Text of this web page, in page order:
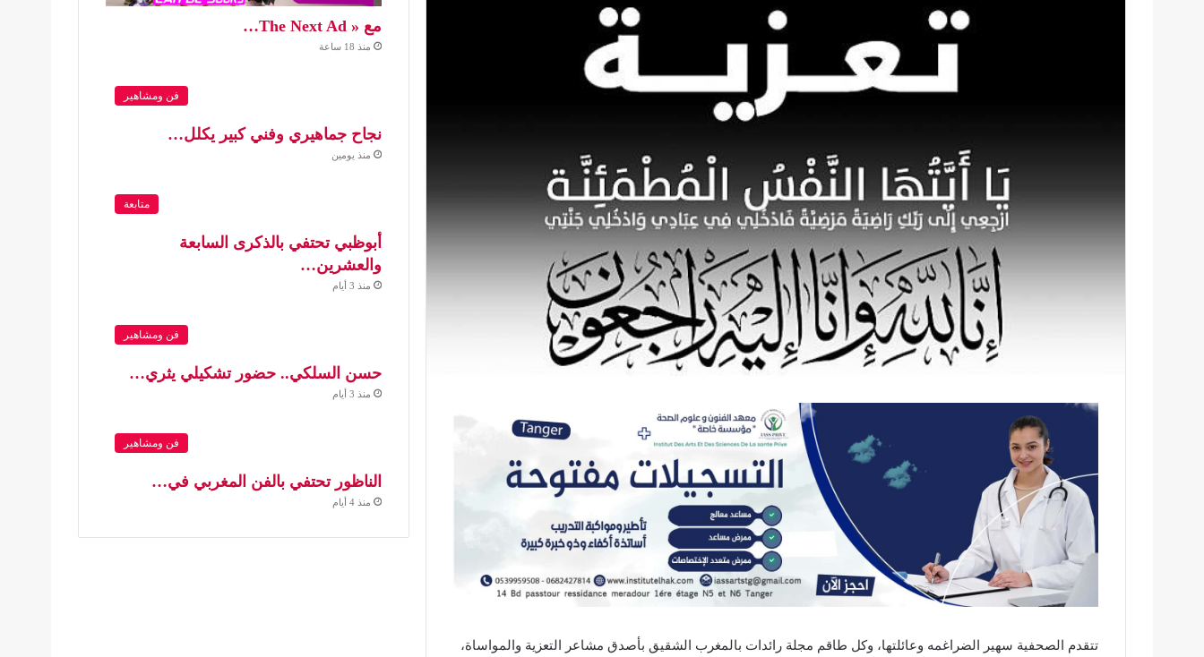
تتقدم الصحفية سهير الضراغمه وعائلتها، وكل طاقم مجلة رائدات بالمغرب الشقيق بأصدق مشاعر التعزية والمواساة،
مع « The Next Ad…
منذ 18 ساعة
فن ومشاهير
نجاح جماهيري وفني كبير يكلل…
منذ يومين
متابعة
أبوظبي تحتفي بالذكرى السابعة
والعشرين…
منذ 3 أيام
فن ومشاهير
حسن السلكي.. حضور تشكيلي يثري…
منذ 3 أيام
فن ومشاهير
الناظور تحتفي بالفن المغربي في…
منذ 4 أيام